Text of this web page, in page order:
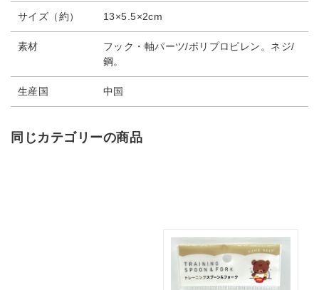
サイズ（約） 13×5.5×2cm
素材
フック・軸パーツ/ポリプロピレン。ネジ/
鋼。
生産国 中国
同じカテゴリーの商品